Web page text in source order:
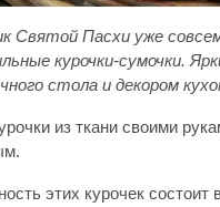
Святой Пасхи уже
курочки-сумочки.
стола и декором
из ткани своими
этих курочек